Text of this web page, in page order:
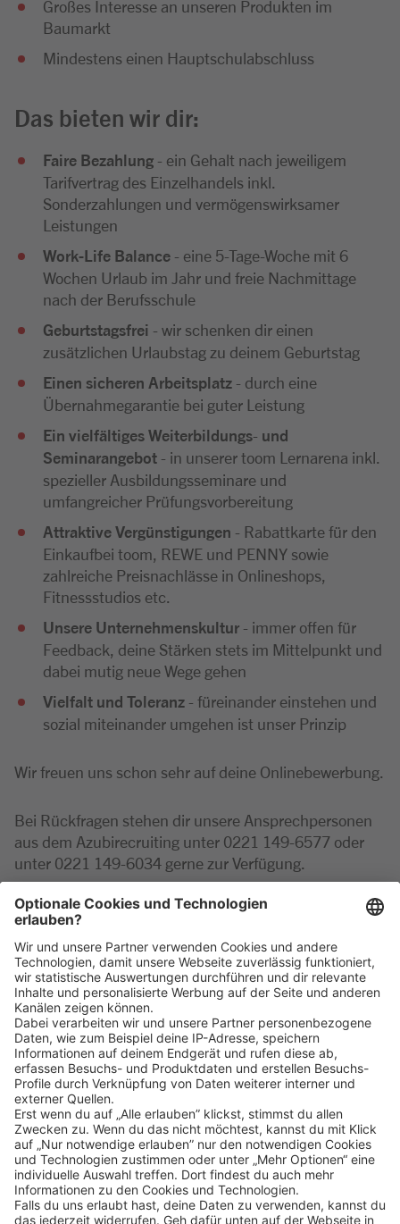
Großes Interesse an unseren Produkten im
Baumarkt
Mindestens einen Hauptschulabschluss
Das bieten wir dir:
Faire Bezahlung - ein Gehalt nach jeweiligem
Tarifvertrag des Einzelhandels inkl.
Sonderzahlungen und vermögenswirksamer
Leistungen
Work-Life Balance - eine 5-Tage-Woche mit 6
Wochen Urlaub im Jahr und freie Nachmittage
nach der Berufsschule
Geburtstagsfrei - wir schenken dir einen
zusätzlichen Urlaubstag zu deinem Geburtstag
Einen sicheren Arbeitsplatz - durch eine
Übernahmegarantie bei guter Leistung
Ein vielfältiges Weiterbildungs- und
Seminarangebot - in unserer toom Lernarena inkl.
spezieller Ausbildungsseminare und
umfangreicher Prüfungsvorbereitung
Attraktive Vergünstigungen - Rabattkarte für den
Einkaufbei toom, REWE und PENNY sowie
zahlreiche Preisnachlässe in Onlineshops,
Fitnessstudios etc.
Unsere Unternehmenskultur - immer offen für
Feedback, deine Stärken stets im Mittelpunkt und
dabei mutig neue Wege gehen
Vielfalt und Toleranz - füreinander einstehen und
sozial miteinander umgehen ist unser Prinzip
Wir freuen uns schon sehr auf deine Onlinebewerbung.
Bei Rückfragen stehen dir unsere Ansprechpersonen
aus dem Azubirecruiting unter 0221 149-6577 oder
unter 0221 149-6034 gerne zur Verfügung.
PS: Übrigens findet die Ausbildung zum toomworker
natürlich im Rahmen unserer Ladenöffnungszeiten
statt.
Klickehier, um alle offenen Jobs zu sehen.
Impressum Datenschutz
Privatsphäre-Einstellungen
FAQ
Veranstaltungen